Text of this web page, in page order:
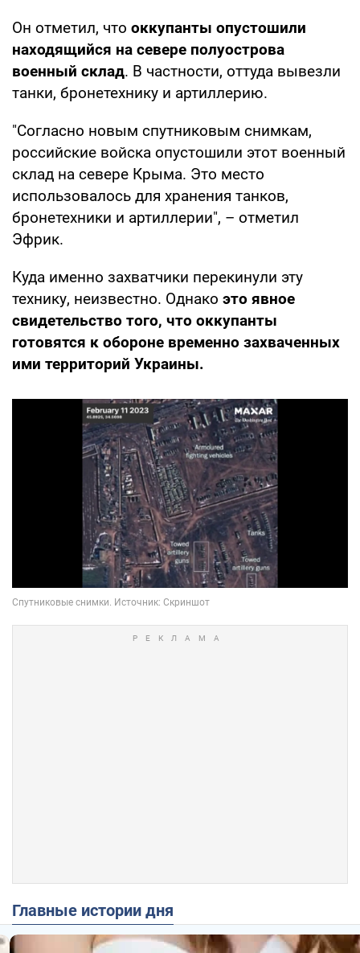
Он отметил, что оккупанты опустошили
находящийся на севере полуострова
военный склад. В частности, оттуда вывезли
танки, бронетехнику и артиллерию.
"Согласно новым спутниковым снимкам,
российские войска опустошили этот военный
склад на севере Крыма. Это место
использовалось для хранения танков,
бронетехники и артиллерии", – отметил
Эфрик.
Куда именно захватчики перекинули эту
технику, неизвестно. Однако это явное
свидетельство того, что оккупанты
готовятся к обороне временно захваченных
ими территорий Украины.
Главные истории дня